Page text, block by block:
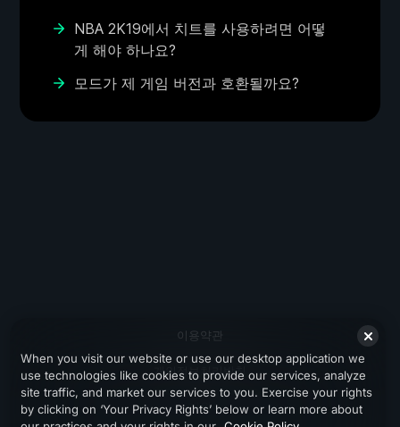
NBA 2K19에서 치트를 사용하려면 어떻
게 해야 하나요?
모드가 제 게임 버전과 호환될까요?
이용약관
개인정보처리방침
지원
When you visit our website or use our desktop application we
use technologies like cookies to provide our services, analyze
site traffic, and market our services to you. Exercise your rights
by clicking on ‘Your Privacy Rights’ below or learn more about